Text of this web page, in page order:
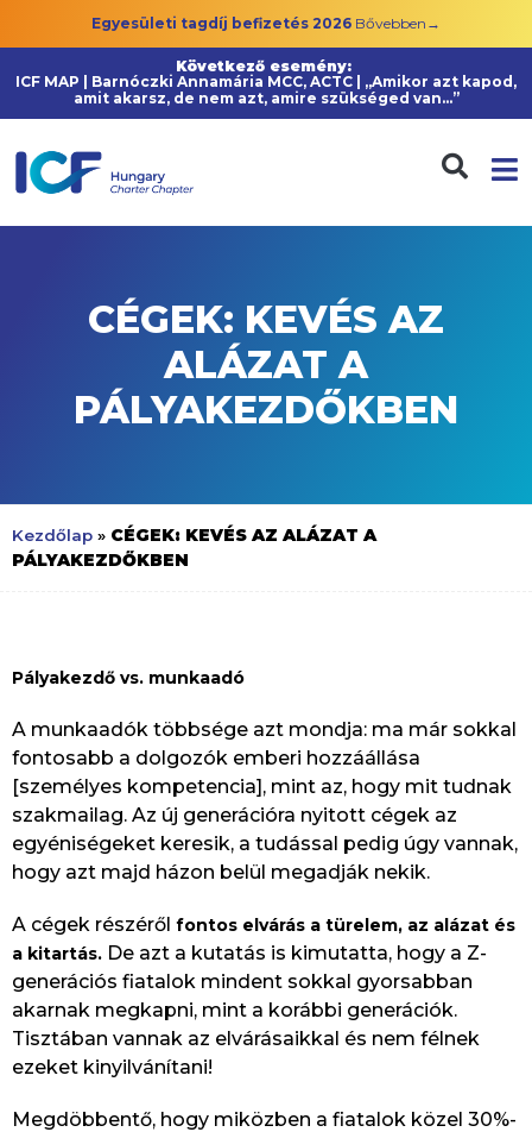
Egyesületi tagdíj befizetés 2026 Bővebben→
Következő esemény:
ICF MAP | Barnóczki Annamária MCC, ACTC | „Amikor azt kapod,
amit akarsz, de nem azt, amire szükséged van…”
CÉGEK: KEVÉS AZ
ALÁZAT A
PÁLYAKEZDŐKBEN
Kezdőlap » CÉGEK: KEVÉS AZ ALÁZAT A
PÁLYAKEZDŐKBEN
Pályakezdő vs. munkaadó
A munkaadók többsége azt mondja: ma már sokkal
fontosabb a dolgozók emberi hozzáállása
[személyes kompetencia], mint az, hogy mit tudnak
szakmailag. Az új generációra nyitott cégek az
egyéniségeket keresik, a tudással pedig úgy vannak,
hogy azt majd házon belül megadják nekik.
A cégek részéről fontos elvárás a türelem, az alázat és
a kitartás. De azt a kutatás is kimutatta, hogy a Z-
generációs fiatalok mindent sokkal gyorsabban
akarnak megkapni, mint a korábbi generációk.
Tisztában vannak az elvárásaikkal és nem félnek
ezeket kinyilvánítani!
Megdöbbentő, hogy miközben a fiatalok közel 30%-